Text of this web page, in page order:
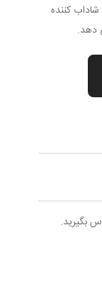
استشمام رایحه اسپا (ماساژ) Soothing SPA شاداب کننده
دهد.
بگیرید.